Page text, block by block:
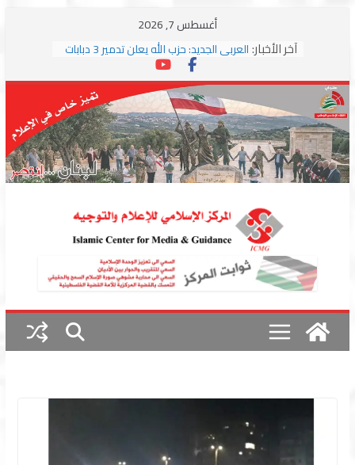
أغسطس 7, 2026
آخر الأخبار: العربي الجديد: حزب الله يعلن تدمير 3 دبابات
وسط اشتباكات مع جيش الاحتلال
ترامب: مذكرة التفاهم تمثل “استسلاما غير
مشروط” من جانب إيران
الجمهورية: إسرائيل إلى واشنطن بخريطة
احتلال جديدة ولبنان أمام اختبار التفاوض
بزشكيان وترامب يوقعان اتفاق إسلام آباد
تمهيداً لاستئناف المفاوضات
استهداف دراجة نارية على طريق العباسية